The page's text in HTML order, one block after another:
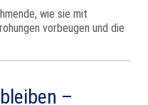
wie sie mit
vorbeugen und die
–